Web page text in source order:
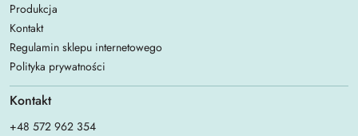
Produkcja
Kontakt
Regulamin sklepu internetowego
Polityka prywatności
Kontakt
+48 572 962 354